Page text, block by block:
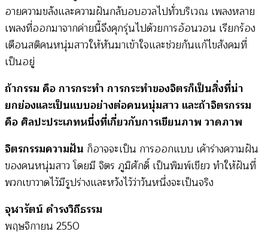
อายความขลังและความฝันกลับอบอวลไปทั่วบริเวณ เพลงหลาย
เพลงที่ออกมาจากค่ายนี้จึงคุกรุ่นไปด้วยการอ้อนวอน เรียกร้อง
เตือนสติคนหนุ่มสาวให้หันมาเข้าใจและช่วยกันแก้ไขสังคมที่
เป็นอยู่
ถ้ากรรม คือ การกระทำ การกระทำของจิตรก็เป็นสิ่งที่น่า
ยกย่องและเป็นแบบอย่างต่อคนหนุ่มสาว และถ้าจิตรกรรม
คือ ศิลปะประเภทหนึ่งที่เกี่ยวกับการเขียนภาพ วาดภาพ
จิตรกรรมความฝัน ก็อาจจะเป็น การออกแบบ เค้าร่างความฝัน
ของคนหนุ่มสาว โดยมี จิตร ภูมิศักดิ์ เป็นพิมพ์เขียว ทำให้ฝันที่
พวกเขาวาดไว้มีรูปร่างและหวังไว้ว่าวันหนึ่งจะเป็นจริง
จุฬารัตน์ ดำรงวิถีธรรม
พฤษจิกายน 2550